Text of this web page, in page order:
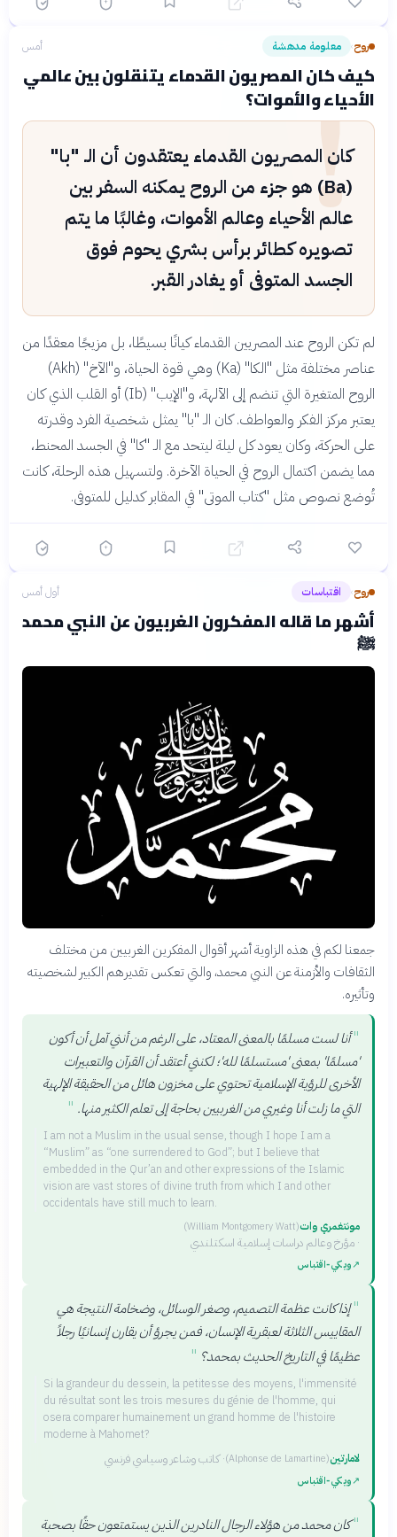
روح› معلومة مدهشة أمس
كيف كان المصريون القدماء يتنقلون بين عالمي
الأحياء والأموات؟
!
كان المصريون القدماء يعتقدون أن الـ "با"
(Ba) هو جزء من الروح يمكنه السفر بين
عالم الأحياء وعالم الأموات، وغالبًا ما يتم
تصويره كطائر برأس بشري يحوم فوق
الجسد المتوفى أو يغادر القبر.
لم تكن الروح عند المصريين القدماء كيانًا بسيطًا، بل مزيجًا معقدًا من
عناصر مختلفة مثل "الكا" (Ka) وهي قوة الحياة، و"الآخ" (Akh)
الروح المتغيرة التي تنضم إلى الآلهة، و"الإيب" (Ib) أو القلب الذي كان
يعتبر مركز الفكر والعواطف. كان الـ "با" يمثل شخصية الفرد وقدرته
على الحركة، وكان يعود كل ليلة ليتحد مع الـ "كا" في الجسد المحنط،
مما يضمن اكتمال الروح في الحياة الآخرة. ولتسهيل هذه الرحلة، كانت
تُوضع نصوص مثل "كتاب الموتى" في المقابر كدليل للمتوفى.
روح› اقتباسات أول أمس
أشهر ما قاله المفكرون الغربيون عن النبي محمد
ﷺ
جمعنا لكم في هذه الزاوية أشهر أقوال المفكرين الغربيين من مختلف
الثقافات والأزمنة عن النبي محمد، والتي تعكس تقديرهم الكبير لشخصيته
وتأثيره.
" أنا لست مسلمًا بالمعنى المعتاد، على الرغم من أنني آمل أن أكون
'مسلمًا' بمعنى 'مستسلمًا لله'؛ لكنني أعتقد أن القرآن والتعبيرات
الأخرى للرؤية الإسلامية تحتوي على مخزون هائل من الحقيقة الإلهية
التي ما زلت أنا وغيري من الغربيين بحاجة إلى تعلم الكثير منها. "
I am not a Muslim in the usual sense, though I hope I am a
“Muslim” as “one surrendered to God”; but I believe that
embedded in the Qur’an and other expressions of the Islamic
vision are vast stores of divine truth from which I and other
occidentals have still much to learn.
مونتغمري وات
(William Montgomery Watt)
· مؤرخ وعالم دراسات إسلامية اسكتلندي
↗ويكي‑اقتباس
" إذا كانت عظمة التصميم، وصغر الوسائل، وضخامة النتيجة هي
المقاييس الثلاثة لعبقرية الإنسان، فمن يجرؤ أن يقارن إنسانيًا رجلاً
عظيمًا في التاريخ الحديث بمحمد؟ "
Si la grandeur du dessein, la petitesse des moyens, l'immensité
du résultat sont les trois mesures du génie de l'homme, qui
osera comparer humainement un grand homme de l'histoire
moderne à Mahomet?
لامارتين
(Alphonse de Lamartine)
·كاتب وشاعر وسياسي فرنسي
↗ويكي‑اقتباس
"كان محمد من هؤلاء الرجال النادرين الذين يستمتعون حقًا بصحبة